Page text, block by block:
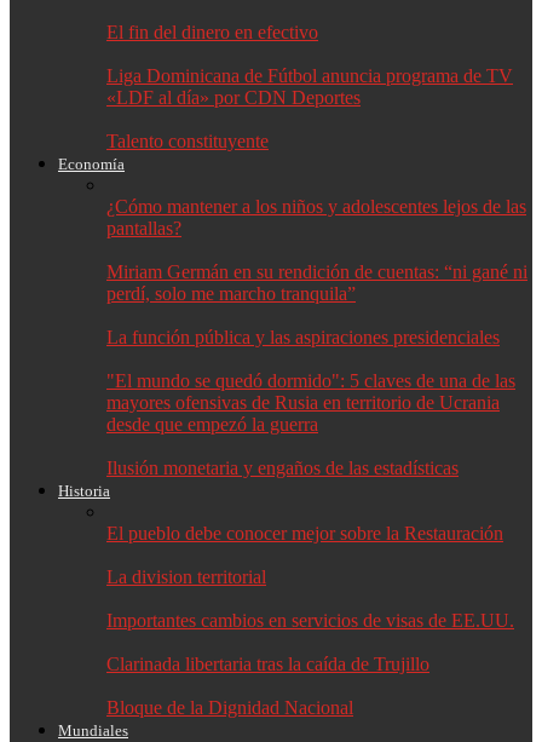
El fin del dinero en efectivo
Liga Dominicana de Fútbol anuncia programa de TV
«LDF al día» por CDN Deportes
Talento constituyente
Economía
¿Cómo mantener a los niños y adolescentes lejos de las
pantallas?
Miriam Germán en su rendición de cuentas: “ni gané ni
perdí, solo me marcho tranquila”
La función pública y las aspiraciones presidenciales
"El mundo se quedó dormido": 5 claves de una de las
mayores ofensivas de Rusia en territorio de Ucrania
desde que empezó la guerra
Ilusión monetaria y engaños de las estadísticas
Historia
El pueblo debe conocer mejor sobre la Restauración
La division territorial
Importantes cambios en servicios de visas de EE.UU.
Clarinada libertaria tras la caída de Trujillo
Bloque de la Dignidad Nacional
Mundiales